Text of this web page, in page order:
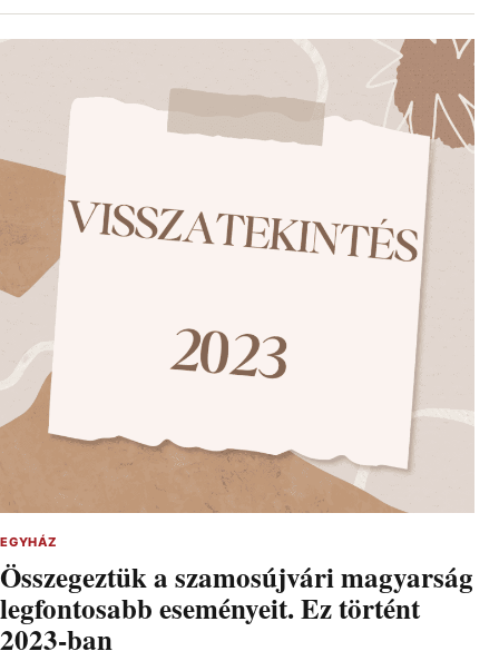
EGYHÁZ
Összegeztük a szamosújvári magyarság
legfontosabb eseményeit. Ez történt
2023-ban